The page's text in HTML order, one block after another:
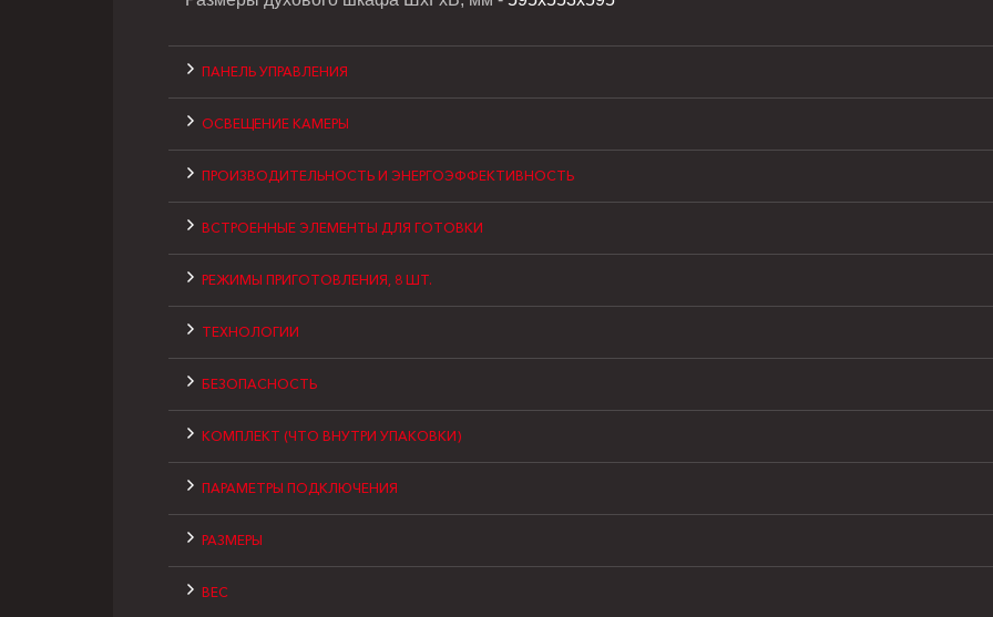
ПАНЕЛЬ УПРАВЛЕНИЯ
ОСВЕЩЕНИЕ КАМЕРЫ
ПРОИЗВОДИТЕЛЬНОСТЬ И ЭНЕРГОЭФФЕКТИВНОСТЬ
ВСТРОЕННЫЕ ЭЛЕМЕНТЫ ДЛЯ ГОТОВКИ
РЕЖИМЫ ПРИГОТОВЛЕНИЯ, 8 ШТ.
ТЕХНОЛОГИИ
БЕЗОПАСНОСТЬ
КОМПЛЕКТ (ЧТО ВНУТРИ УПАКОВКИ)
ПАРАМЕТРЫ ПОДКЛЮЧЕНИЯ
РАЗМЕРЫ
ВЕС